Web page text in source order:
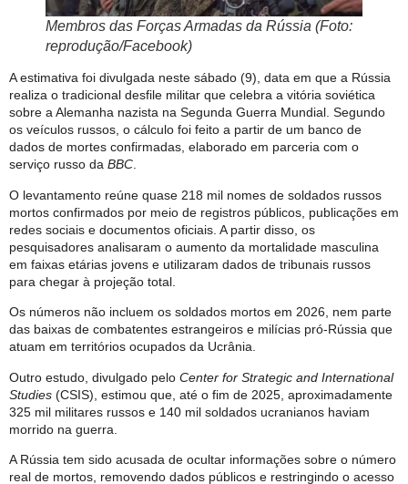
Membros das Forças Armadas da Rússia (Foto:
reprodução/Facebook)
A estimativa foi divulgada neste sábado (9), data em que a Rússia
realiza o tradicional desfile militar que celebra a vitória soviética
sobre a Alemanha nazista na Segunda Guerra Mundial. Segundo
os veículos russos, o cálculo foi feito a partir de um banco de
dados de mortes confirmadas, elaborado em parceria com o
serviço russo da BBC.
O levantamento reúne quase 218 mil nomes de soldados russos
mortos confirmados por meio de registros públicos, publicações em
redes sociais e documentos oficiais. A partir disso, os
pesquisadores analisaram o aumento da mortalidade masculina
em faixas etárias jovens e utilizaram dados de tribunais russos
para chegar à projeção total.
Os números não incluem os soldados mortos em 2026, nem parte
das baixas de combatentes estrangeiros e milícias pró-Rússia que
atuam em territórios ocupados da Ucrânia.
Outro estudo, divulgado pelo Center for Strategic and International
Studies (CSIS), estimou que, até o fim de 2025, aproximadamente
325 mil militares russos e 140 mil soldados ucranianos haviam
morrido na guerra.
A Rússia tem sido acusada de ocultar informações sobre o número
real de mortos, removendo dados públicos e restringindo o acesso